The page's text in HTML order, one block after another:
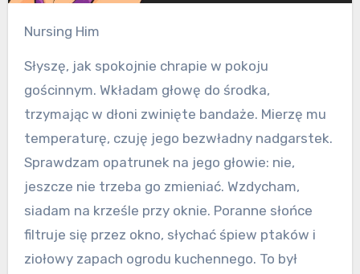
Nursing Him
Słyszę, jak spokojnie chrapie w pokoju
gościnnym. Wkładam głowę do środka,
trzymając w dłoni zwinięte bandaże. Mierzę mu
temperaturę, czuję jego bezwładny nadgarstek.
Sprawdzam opatrunek na jego głowie: nie,
jeszcze nie trzeba go zmieniać. Wzdycham,
siadam na krześle przy oknie. Poranne słońce
filtruje się przez okno, słychać śpiew ptaków i
ziołowy zapach ogrodu kuchennego. To był